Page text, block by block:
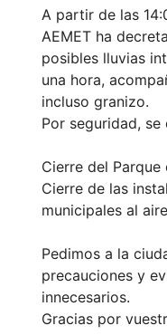
A partir de las
AEMET ha
posibles lluvias
una hora,
incluso granizo.
Por seguridad, se
Cierre del
Cierre de las
municipales al
Pedimos a la
precauciones y
innecesarios.
Gracias por